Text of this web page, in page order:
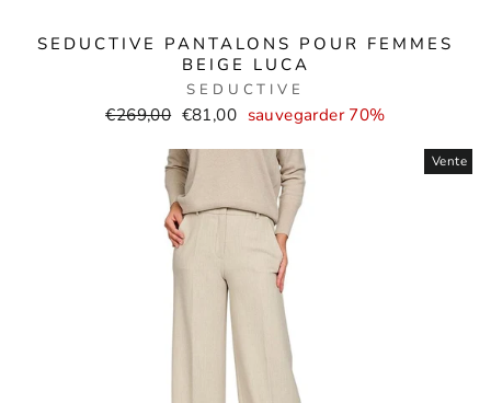
SEDUCTIVE PANTALONS POUR FEMMES
BEIGE LUCA
SEDUCTIVE
Prix
€269,00 Prix
de
vente
€81,00 sauvegarder 70%
Vente